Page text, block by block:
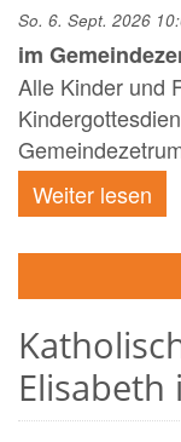
So. 6. Sept. 2026
im
Alle Kinder und
Weiter lesen